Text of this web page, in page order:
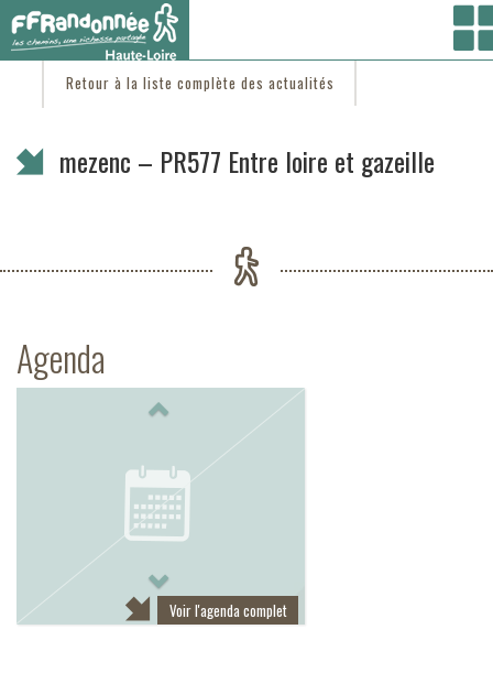
Vous êtes ici :Accueil/C'est d'actu
Retour à la liste complète des actualités
mezenc – PR577 Entre loire et gazeille
Agenda
Voir l'agenda complet